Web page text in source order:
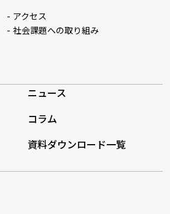
アクセス
社会課題への取り組み
ニュース
コラム
資料ダウンロード一覧